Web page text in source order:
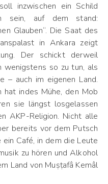
inzwischen ein Schild
sein, auf dem stand:
Glauben“. Die Saat des
in Ankara zeigt
Der schickt derweil
wenigstens so zu tun, als
– auch im eigenen Land.
hat indes Mühe, den Mob
sie längst losgelassen
AKP-Religion. Nicht alle
bereits vor dem Putsch
Café, in dem die Leute
zu hören und Alkohol
Land von Muṣṭafâ Kemâl